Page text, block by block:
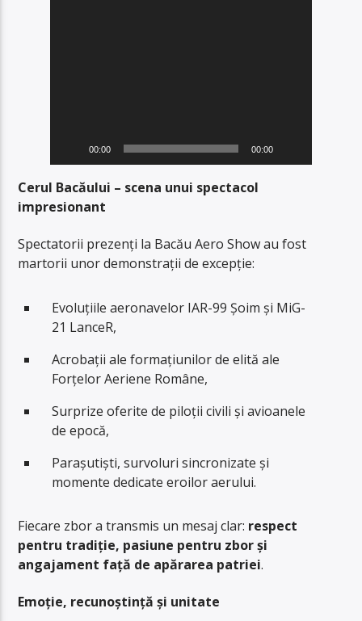
00:00 00:00
Cerul Bacăului – scena unui spectacol
impresionant
Spectatorii prezenți la Bacău Aero Show au fost
martorii unor demonstrații de excepție:
Evoluțiile aeronavelor IAR-99 Șoim și MiG-
21 LanceR,
Acrobații ale formațiunilor de elită ale
Forțelor Aeriene Române,
Surprize oferite de piloții civili și avioanele
de epocă,
Parașutiști, survoluri sincronizate și
momente dedicate eroilor aerului.
Fiecare zbor a transmis un mesaj clar: respect
pentru tradiție, pasiune pentru zbor și
angajament față de apărarea patriei.
Emoție, recunoștință și unitate